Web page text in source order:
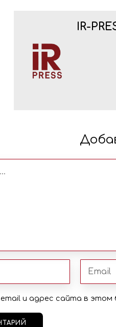
IR-
и адрес сайта в